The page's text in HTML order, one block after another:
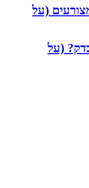
(על
(על